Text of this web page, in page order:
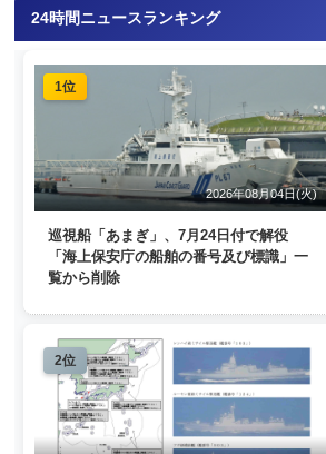
24時間ニュースランキング
1位
2026年08月04日(火)
巡視船「あまぎ」、7月24日付で解役
「海上保安庁の船舶の番号及び標識」一
覧から削除
2位